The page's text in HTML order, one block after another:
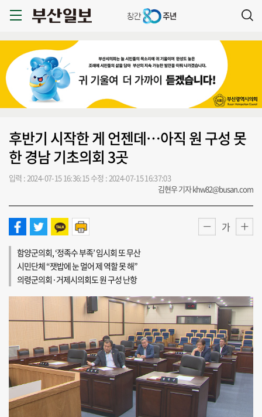
후반기 시작한 게 언젠데…아직 원 구성 못
한 경남 기초의회 3곳
입력 : 2024-07-15 16:36:15수정 : 2024-07-15 16:37:03
김현우 기자 khw82@busan.com
가
함양군의회, ‘정족수 부족’ 임시회 또 무산
시민단체 “잿밥에 눈 멀어 제 역할 못 해”
의령군의회·거제시의회도 원 구성 난항